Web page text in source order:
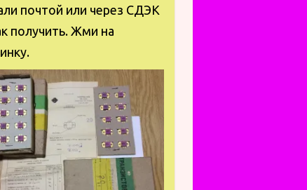
почтой или через СДЭК
получить. Жми на